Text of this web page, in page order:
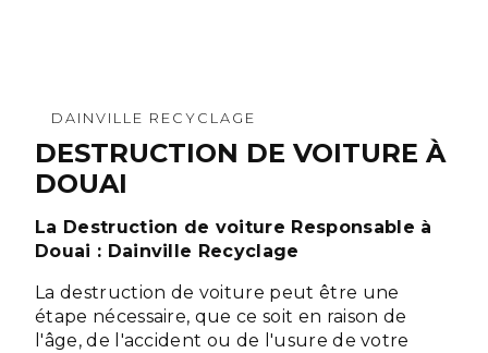
DAINVILLE RECYCLAGE
DESTRUCTION DE VOITURE À
DOUAI
La Destruction de voiture Responsable à
Douai : Dainville Recyclage
La destruction de voiture peut être une
étape nécessaire, que ce soit en raison de
l'âge, de l'accident ou de l'usure de votre